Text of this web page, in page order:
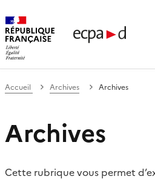
de communication
Accueil Archives Archives
Archives
Cette rubrique vous permet